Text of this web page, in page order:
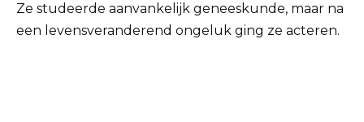
Ze studeerde aanvankelijk geneeskunde, maar na
een levensveranderend ongeluk ging ze acteren.